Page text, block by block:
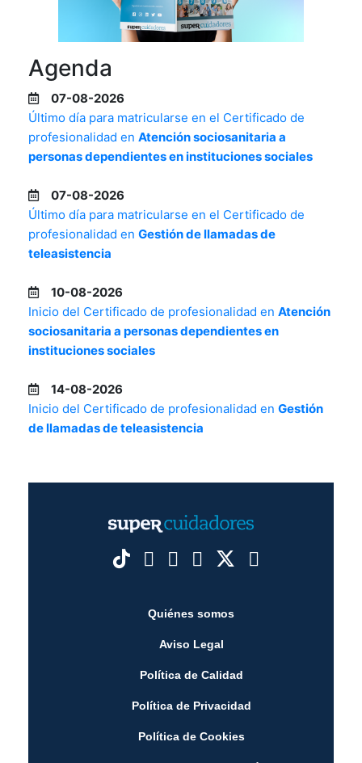
Agenda
07-08-2026
Último día para matricularse en el Certificado de
profesionalidad en Atención sociosanitaria a
personas dependientes en instituciones sociales
07-08-2026
Último día para matricularse en el Certificado de
profesionalidad en Gestión de llamadas de
teleasistencia
10-08-2026
Inicio del Certificado de profesionalidad en Atención
sociosanitaria a personas dependientes en
instituciones sociales
14-08-2026
Inicio del Certificado de profesionalidad en Gestión
de llamadas de teleasistencia
Quiénes somos
Aviso Legal
Política de Calidad
Política de Privacidad
Política de Cookies